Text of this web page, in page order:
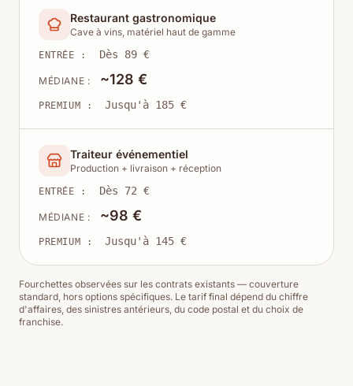
Restaurant gastronomique
Cave à vins, matériel haut de gamme
ENTRÉE : Dès 89 €
MÉDIANE : ~128 €
PREMIUM : Jusqu'à 185 €
Traiteur événementiel
Production + livraison + réception
ENTRÉE : Dès 72 €
MÉDIANE : ~98 €
PREMIUM : Jusqu'à 145 €
Fourchettes observées sur les contrats existants — couverture
standard, hors options spécifiques. Le tarif final dépend du chiffre
d'affaires, des sinistres antérieurs, du code postal et du choix de
franchise.